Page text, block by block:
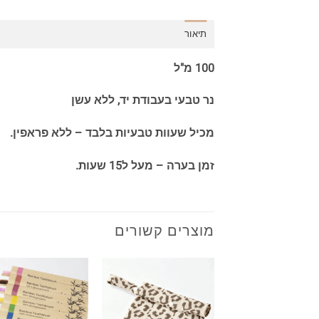
תיאור
100 מ"ל
נר טבעי בעבודת יד, ללא עשן
מכיל שעוות טבעיות בלבד – ללא פראפין.
זמן בערה – מעל ל15 שעות.
מוצרים קשורים